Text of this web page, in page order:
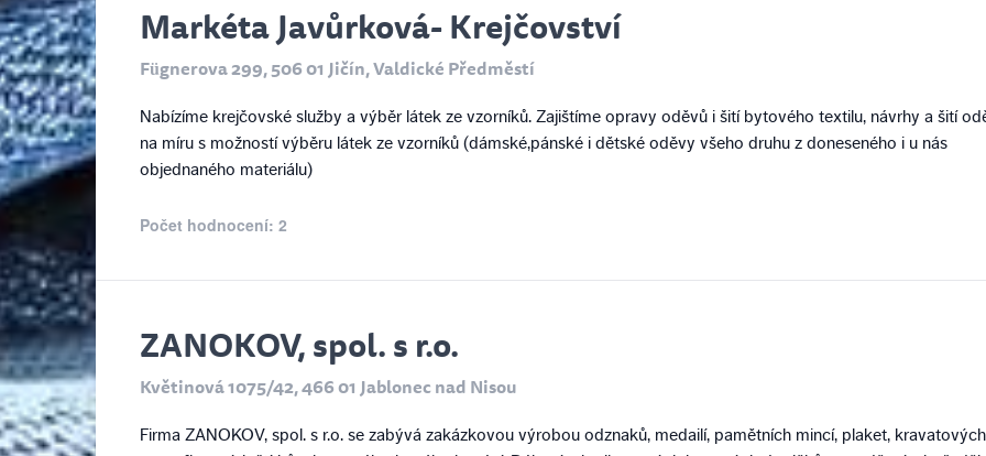
Markéta Javůrková- Krejčovství
Fügnerova 299, 506 01 Jičín, Valdické Předměstí
Nabízíme krejčovské služby a výběr látek ze vzorníků. Zajištíme opravy oděvů i šití bytového textilu, návrhy a šití
na míru s možností výběru látek ze vzorníků (dámské,pánské i dětské oděvy všeho druhu z doneseného i u nás
objednaného materiálu)
Počet hodnocení: 2
ZANOKOV, spol. s r.o.
Květinová 1075/42, 466 01 Jablonec nad Nisou
Firma ZANOKOV, spol. s r.o. se zabývá zakázkovou výrobou odznaků, medailí, pamětních mincí, plaket, kravatových